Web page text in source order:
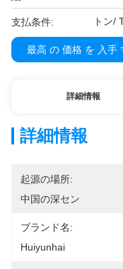
支払条件: トン/
最高 の 価格 を 入手
詳細情報
詳細情報
起源の場所:
中国の深セン
ブランド名:
Huiyunhai